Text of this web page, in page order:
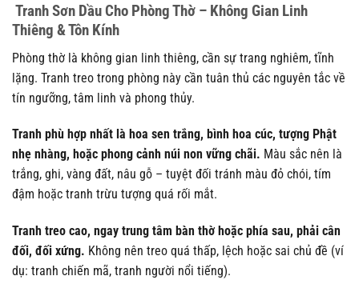
Tranh Sơn Dầu Cho Phòng Thờ – Không Gian Linh
Thiêng & Tôn Kính
Phòng thờ là không gian linh thiêng, cần sự trang nghiêm, tĩnh
lặng. Tranh treo trong phòng này cần tuân thủ các nguyên tắc về
tín ngưỡng, tâm linh và phong thủy.
Tranh phù hợp nhất là hoa sen trắng, bình hoa cúc, tượng Phật
nhẹ nhàng, hoặc phong cảnh núi non vững chãi. Màu sắc nên là
trắng, ghi, vàng đất, nâu gỗ – tuyệt đối tránh màu đỏ chói, tím
đậm hoặc tranh trừu tượng quá rối mắt.
Tranh treo cao, ngay trung tâm bàn thờ hoặc phía sau, phải cân
đối, đối xứng. Không nên treo quá thấp, lệch hoặc sai chủ đề (ví
dụ: tranh chiến mã, tranh người nổi tiếng).